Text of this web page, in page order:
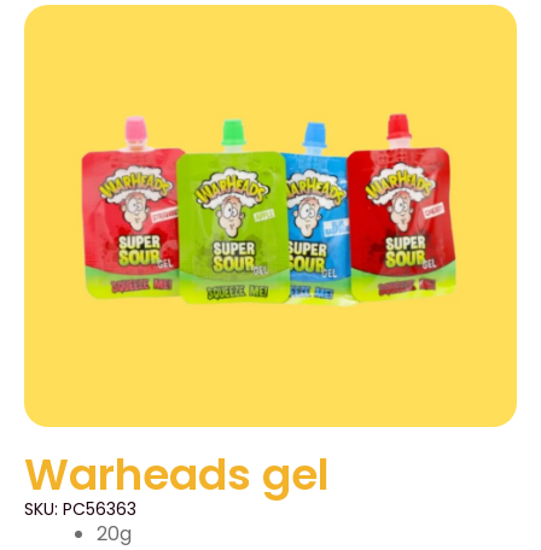
Warheads gel
SKU: PC56363
20g